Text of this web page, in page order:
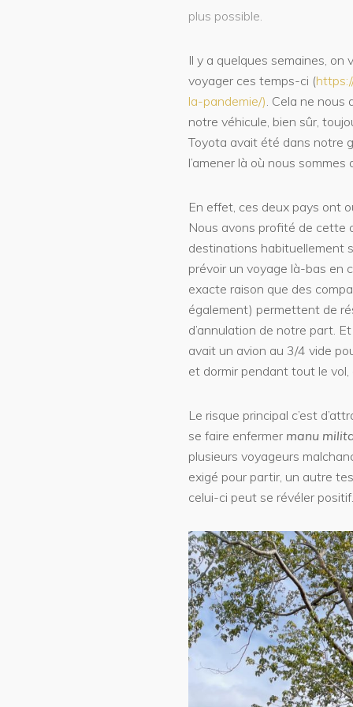
plus possible.
Il y a quelques semaines,
voyager ces temps-ci (
la-pandemie/). Cela ne nous
notre véhicule, bien sûr,
Toyota avait été dans notre
l’amener là où nous sommes
En effet, ces deux pays ont
Nous avons profité de cette
destinations habituellement
prévoir un voyage là-bas en
exacte raison que des
également) permettent de
d’annulation de notre part.
avait un avion au 3/4 vide
et dormir pendant tout le vol,
Le risque principal c’est
se faire enfermer manu
plusieurs voyageurs
exigé pour partir, un autre
celui-ci peut se révéler